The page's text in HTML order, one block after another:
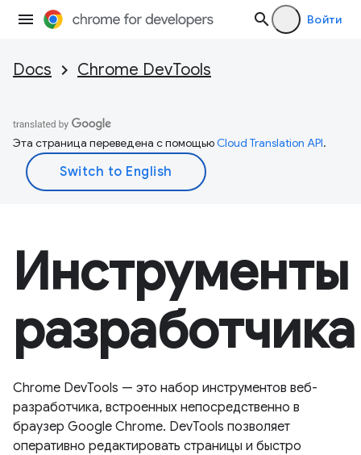
Войти
Docs Chrome DevTools
Эта страница переведена с помощьюCloud Translation API.
Инструменты
разработчика
Chrome DevTools — это набор инструментов веб-
разработчика, встроенных непосредственно в
браузер Google Chrome. DevTools позволяет
оперативно редактировать страницы и быстро